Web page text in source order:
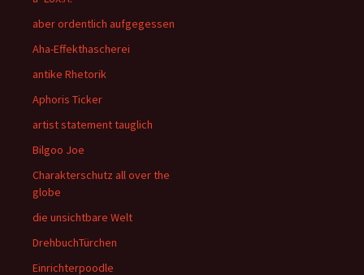
aber ordentlich aufgegessen
Aha-Effekthascherei
antike Rhetorik
Aphoris Ticker
artist statement tauglich
Bilgoo Joe
Charakterschutz all over the
globe
die unsichtbare Welt
DrehbuchTürchen
Einrichterpoodle